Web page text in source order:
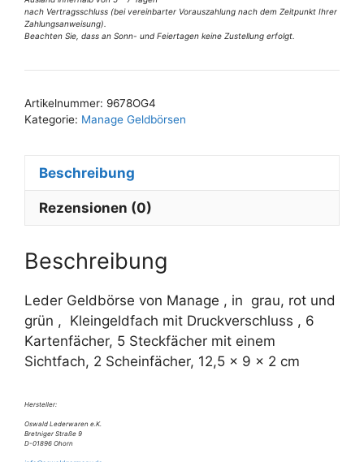
versch.
Farben
nach Vertragsschluss (bei vereinbarter Vorauszahlung nach dem Zeitpunkt Ihrer
Zahlungsanweisung).
Beachten Sie, dass an Sonn- und Feiertagen keine Zustellung erfolgt.
:
Artikelnummer: 9678OG4
Kategorie: Manage Geldbörsen
Beschreibung
Rezensionen (0)
Beschreibung
Leder Geldbörse von Manage , in grau, rot und
grün , Kleingeldfach mit Druckverschluss , 6
Kartenfächer, 5 Steckfächer mit einem
Sichtfach, 2 Scheinfächer, 12,5 x 9 x 2 cm
Hersteller:
Oswald Lederwaren e.K.
Bretniger Straße 9
D-01896 Ohorn